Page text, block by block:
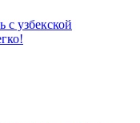
узбекской